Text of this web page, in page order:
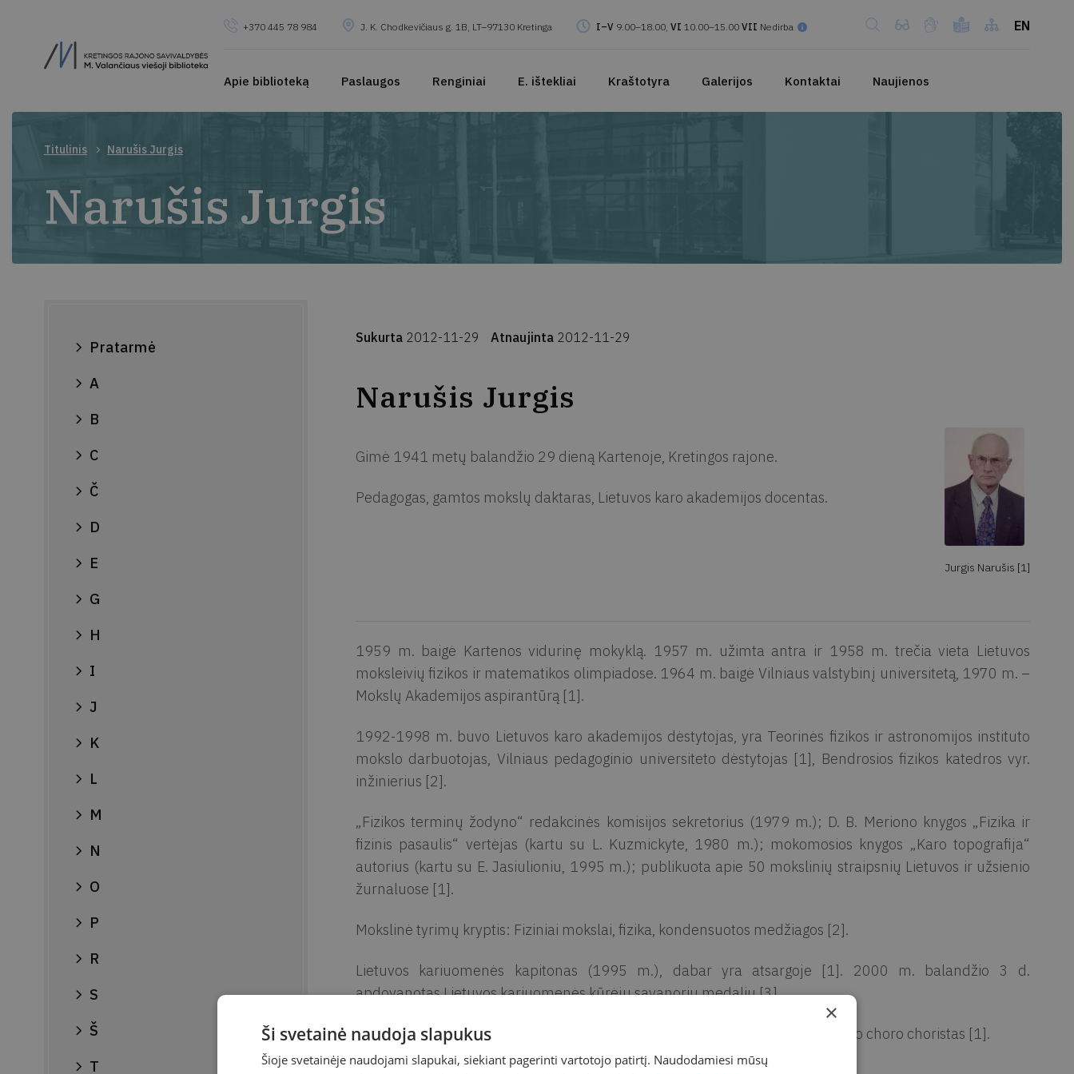
+370 445 78 984 J. K. Chodkevičiaus g. 1B, LT–97130 Kretinga I–V 9.00–18.00, VI 10.00–15.00 VII Nedirba EN
Apie biblioteką Paslaugos Renginiai E. ištekliai Kraštotyra Galerijos Kontaktai Naujienos
Titulinis Narušis Jurgis
Narušis Jurgis
Pratarmė
A
B
C
Č
D
E
G
H
I
J
K
L
M
N
O
P
R
S
Š
T
Sukurta 2012-11-29 Atnaujinta 2012-11-29
Narušis Jurgis
Jurgis Narušis [1]
Gimė 1941 metų balandžio 29 dieną Kartenoje, Kretingos rajone.
Pedagogas, gamtos mokslų daktaras, Lietuvos karo akademijos docentas.
1959 m. baigė Kartenos vidurinę mokyklą. 1957 m. užimta antra ir 1958 m. trečia vieta Lietuvos
moksleivių fizikos ir matematikos olimpiadose. 1964 m. baigė Vilniaus valstybinį universitetą, 1970 m. –
Mokslų Akademijos aspirantūrą [1].
1992-1998 m. buvo Lietuvos karo akademijos dėstytojas, yra Teorinės fizikos ir astronomijos instituto
mokslo darbuotojas, Vilniaus pedagoginio universiteto dėstytojas [1], Bendrosios fizikos katedros vyr.
inžinierius [2].
„Fizikos terminų žodyno“ redakcinės komisijos sekretorius (1979 m.); D. B. Meriono knygos „Fizika ir
fizinis pasaulis“ vertėjas (kartu su L. Kuzmickyte, 1980 m.); mokomosios knygos „Karo topografija“
autorius (kartu su E. Jasiulioniu, 1995 m.); publikuota apie 50 mokslinių straipsnių Lietuvos ir užsienio
žurnaluose [1].
Mokslinė tyrimų kryptis: Fiziniai mokslai, fizika, kondensuotos medžiagos [2].
Lietuvos kariuomenės kapitonas (1995 m.), dabar yra atsargoje [1]. 2000 m. balandžio 3 d.
apdovanotas Lietuvos kariuomenės kūrėjų savanorių medaliu [3].
Yra Lietuvos Mokslų akademijos mišraus choro ir Vilniaus Arkikatedros didžiojo choro choristas [1].
Literatūra ir šaltiniai
×
Ši svetainė naudoja slapukus
Šioje svetainėje naudojami slapukai, siekiant pagerinti vartotojo patirtį. Naudodamiesi mūsų